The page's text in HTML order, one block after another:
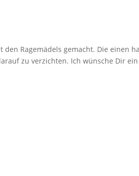
Ragemädels gemacht. Die einen
zu verzichten. Ich wünsche Dir